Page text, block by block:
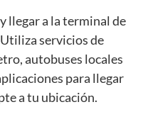
llegar a la terminal de
servicios de
autobuses locales
para llegar
a tu ubicación.